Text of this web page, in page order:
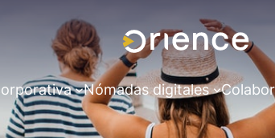
Nómadas digitales